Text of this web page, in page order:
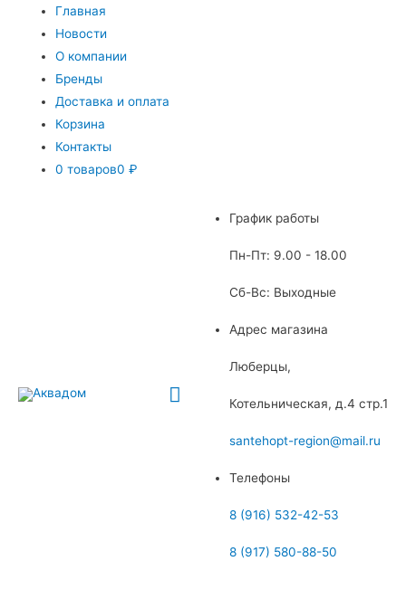
Главная
Новости
О компании
Бренды
Доставка и оплата
Корзина
Контакты
0 товаров0 ₽
Главное
График работы
Пн-Пт: 9.00 - 18.00
Сб-Вс: Выходные
Адрес магазина
Люберцы,
Котельническая, д.4 стр.1
santehopt-region@mail.ru
Телефоны
8 (916) 532-42-53
8 (917) 580-88-50